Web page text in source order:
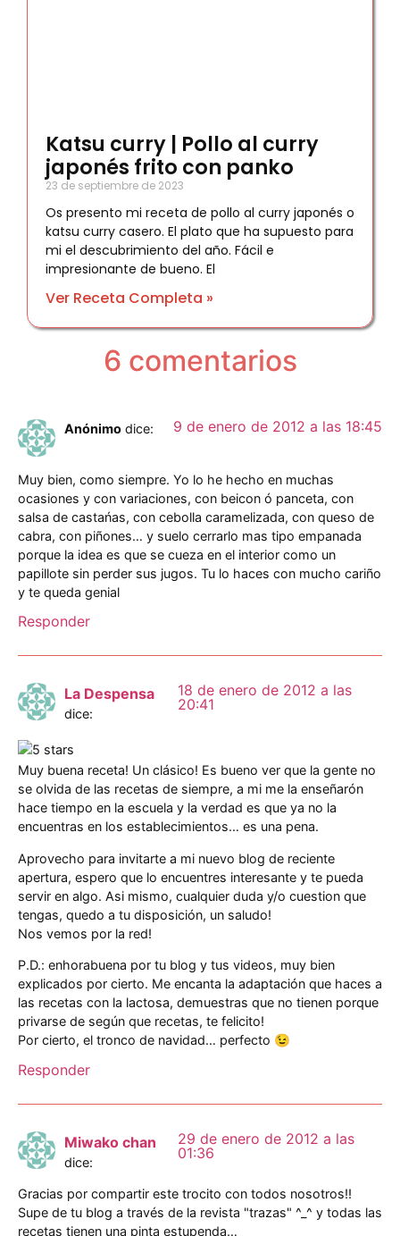
Katsu curry | Pollo al curry
japonés frito con panko
23 de septiembre de 2023
Os presento mi receta de pollo al curry japonés o
katsu curry casero. El plato que ha supuesto para
mi el descubrimiento del año. Fácil e
impresionante de bueno. El
Ver Receta Completa »
6 comentarios
Anónimo dice: 9 de enero de 2012 a las 18:45
Muy bien, como siempre. Yo lo he hecho en muchas
ocasiones y con variaciones, con beicon ó panceta, con
salsa de castańas, con cebolla caramelizada, con queso de
cabra, con piñones… y suelo cerrarlo mas tipo empanada
porque la idea es que se cueza en el interior como un
papillote sin perder sus jugos. Tu lo haces con mucho cariño
y te queda genial
Responder
La Despensa
dice:
18 de enero de 2012 a las
20:41
Muy buena receta! Un clásico! Es bueno ver que la gente no
se olvida de las recetas de siempre, a mi me la enseñarón
hace tiempo en la escuela y la verdad es que ya no la
encuentras en los establecimientos… es una pena.
Aprovecho para invitarte a mi nuevo blog de reciente
apertura, espero que lo encuentres interesante y te pueda
servir en algo. Asi mismo, cualquier duda y/o cuestion que
tengas, quedo a tu disposición, un saludo!
Nos vemos por la red!
P.D.: enhorabuena por tu blog y tus videos, muy bien
explicados por cierto. Me encanta la adaptación que haces a
las recetas con la lactosa, demuestras que no tienen porque
privarse de según que recetas, te felicito!
Por cierto, el tronco de navidad… perfecto 😉
Responder
Miwako chan
dice:
29 de enero de 2012 a las
01:36
Gracias por compartir este trocito con todos nosotros!!
Supe de tu blog a través de la revista "trazas" ^_^ y todas las
recetas tienen una pinta estupenda…